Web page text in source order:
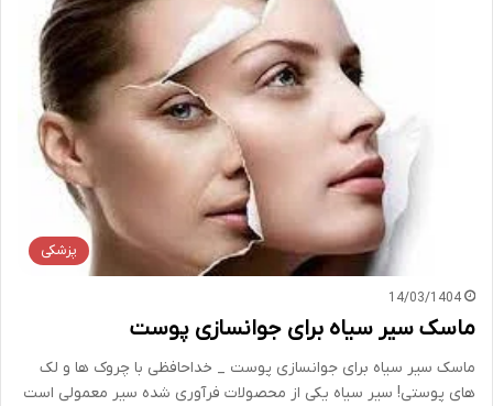
پزشکی
14/03/1404
ماسک سیر سیاه برای جوانسازی پوست
ماسک سیر سیاه برای جوانسازی پوست _ خداحافظی با چروک ها و لک
های پوستی! سیر سیاه یکی از محصولات فرآوری شده سیر معمولی است